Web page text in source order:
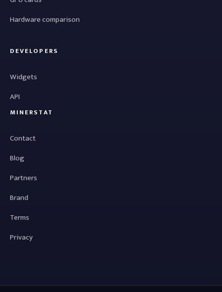
Hardware comparison
DEVELOPERS
Widgets
API
MINERSTAT
Contact
Blog
Partners
Brand
Terms
Privacy